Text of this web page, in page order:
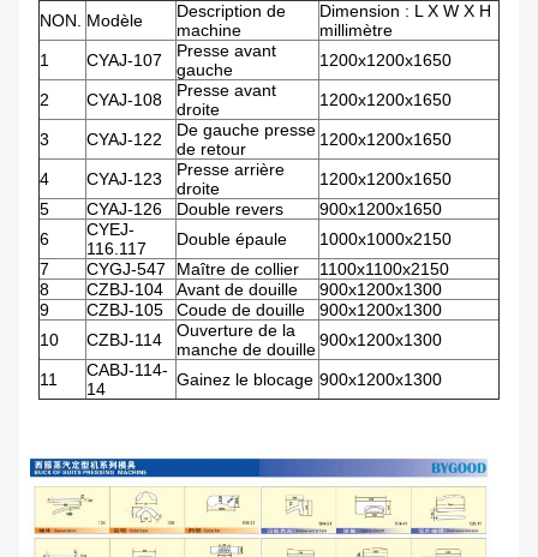
NON. Modèle
Description de
machine
Dimension : L X W X H
millimètre
1
CYAJ-107
Presse avant
gauche
1200x1200x1650
2 CYAJ-108
Presse avant
droite
1200x1200x1650
3 CYAJ-122
De gauche presse
de retour
1200x1200x1650
4 CYAJ-123
Presse arrière
droite
1200x1200x1650
5
CYAJ-126 Double revers
900x1200x1650
6
CYEJ-
116.117
Double épaule
1000x1000x2150
7
CYGJ-547 Maître de collier
1100x1100x2150
8
CZBJ-104 Avant de douille
900x1200x1300
9
CZBJ-105 Coude de douille
900x1200x1300
10
CZBJ-114
Ouverture de la
manche de douille900x1200x1300
11
CABJ-114-
14
Gainez le blocage 900x1200x1300